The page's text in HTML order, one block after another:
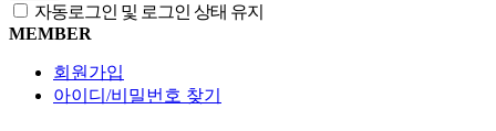
자동로그인 및 로그인 상태 유지
MEMBER
회원가입
아이디/비밀번호 찾기